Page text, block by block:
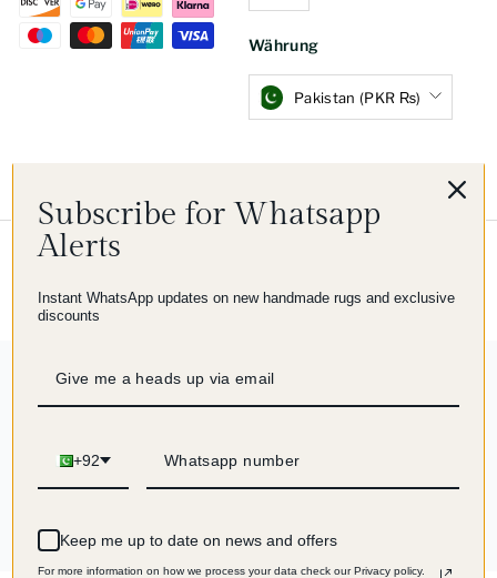
Währung
Pakistan (PKR ₨)
Privacy Policy
Terms of Service Powered by Shopify
244 Bewertungen
Verifiziert von
Subscribe for Whatsapp
Alerts
Instant WhatsApp updates on new handmade rugs and exclusive
discounts
+92
Keep me up to date on news and offers
For more information on how we process your data check our Privacy policy.